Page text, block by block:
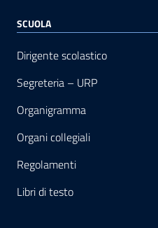
SCUOLA
Dirigente scolastico
Segreteria – URP
Organigramma
Organi collegiali
Regolamenti
Libri di testo